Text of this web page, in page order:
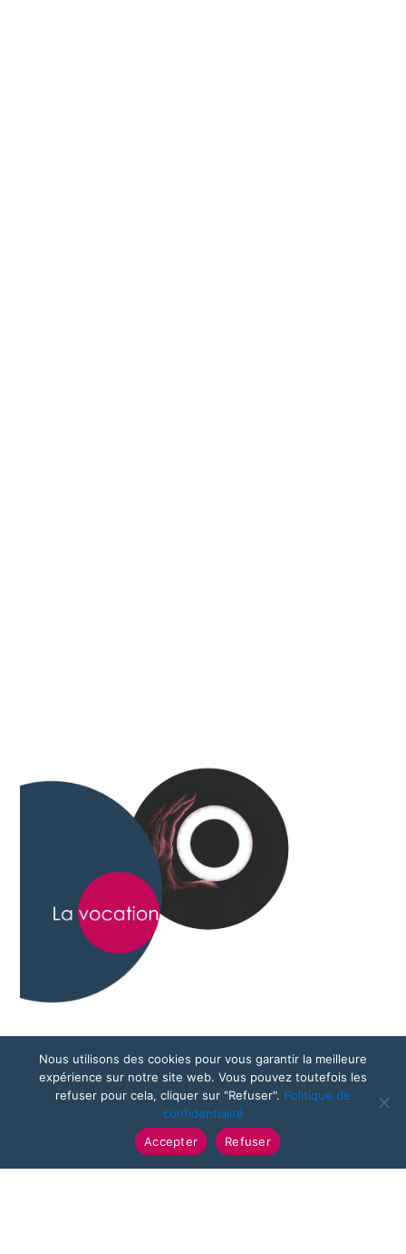
Nous utilisons des cookies pour vous garantir la meilleure
expérience sur notre site web. Vous pouvez toutefois les
refuser pour cela, cliquer sur "Refuser". Politique de
confidentialité
Accepter
Refuser